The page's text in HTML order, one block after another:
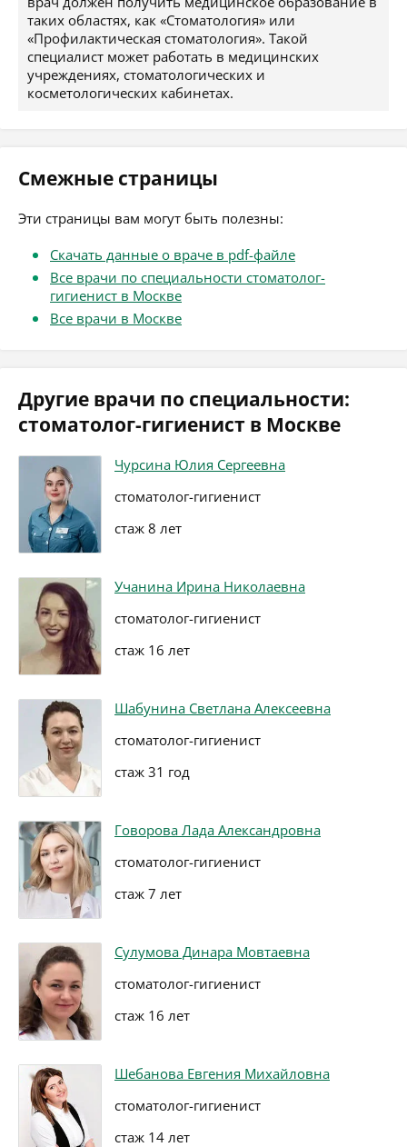
таких областях, как «Стоматология» или
«Профилактическая стоматология». Такой
специалист может работать в медицинских
учреждениях, стоматологических и
косметологических кабинетах.
Смежные страницы
Эти страницы вам могут быть полезны:
Скачать данные о враче в pdf-файле
Все врачи по специальности стоматолог-
гигиенист в Москве
Все врачи в Москве
Другие врачи по специальности:
стоматолог-гигиенист в Москве
Чурсина Юлия Сергеевна
стоматолог-гигиенист
стаж 8 лет
Учанина Ирина Николаевна
стоматолог-гигиенист
стаж 16 лет
Шабунина Светлана Алексеевна
стоматолог-гигиенист
стаж 31 год
Говорова Лада Александровна
стоматолог-гигиенист
стаж 7 лет
Сулумова Динара Мовтаевна
стоматолог-гигиенист
стаж 16 лет
Шебанова Евгения Михайловна
стоматолог-гигиенист
стаж 14 лет